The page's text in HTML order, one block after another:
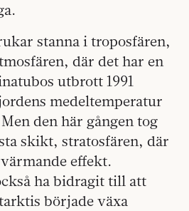
stanna i troposfären,
där det har en
utbrott 1991
medeltemperatur
den här gången tog
skikt, stratosfären, där
effekt.
ha bidragit till att
började växa